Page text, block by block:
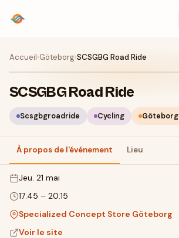
Événements
Carte
Lieux
Pour les organisateurs
Créer un événement
Accueil›Göteborg›SCSGBG Road Ride
SCSGBG Road Ride
Scsgbgroadride Cycling Göteborg
À propos de l'événement Lieu
jeu. 21 mai
17:45 – 20:15
Specialized Concept Store Göteborg
Voir le site